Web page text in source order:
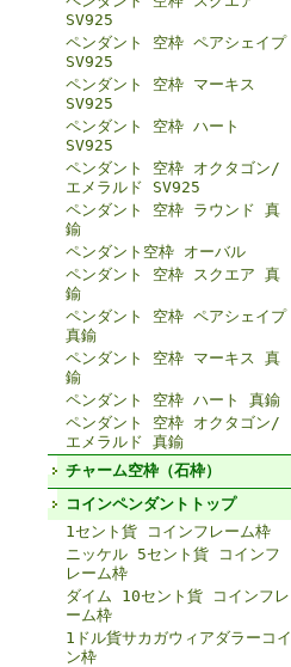
SV925
ペンダント 空枠 ペアシェイプ
SV925
ペンダント 空枠 マーキス
SV925
ペンダント 空枠 ハート
SV925
ペンダント 空枠 オクタゴン/
エメラルド SV925
ペンダント 空枠 ラウンド 真
鍮
ペンダント空枠 オーバル
ペンダント 空枠 スクエア 真
鍮
ペンダント 空枠 ペアシェイプ
真鍮
ペンダント 空枠 マーキス 真
鍮
ペンダント 空枠 ハート 真鍮
ペンダント 空枠 オクタゴン/
エメラルド 真鍮
チャーム空枠（石枠）
コインペンダントトップ
1セント貨 コインフレーム枠
ニッケル 5セント貨 コインフ
レーム枠
ダイム 10セント貨 コインフレ
ーム枠
1ドル貨サカガウィアダラーコイ
ン枠